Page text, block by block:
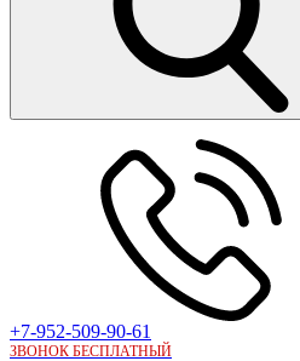
+7-952-509-90-61
ЗВОНОК БЕСПЛАТНЫЙ